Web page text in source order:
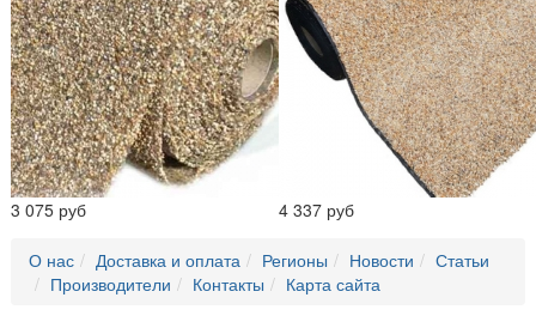
3 075 руб 4 337 руб
О нас Доставка и оплата Регионы Новости
Статьи
Производители
Контакты Карта сайта